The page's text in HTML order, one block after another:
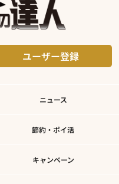
ユーザー登録
ニュース
節約・ポイ活
キャンペーン